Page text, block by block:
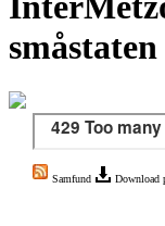
småstaten
Samfund Download